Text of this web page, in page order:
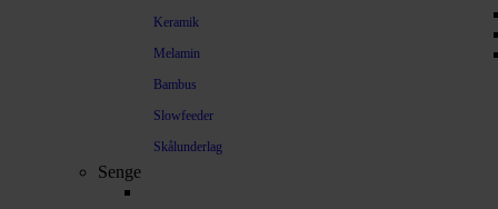
Keramik
Melamin
Bambus
Slowfeeder
Skålunderlag
Senge